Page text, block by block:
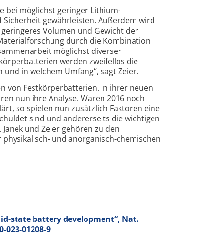
bei möglichst geringer Lithium­
gewährleisten. Außerdem wird
Volumen und Gewicht der
durch die Kombination
möglichst diverser
werden zweifellos die
in welchem Umfang“, sagt Zeier.
von Festkörper­batterien. In ihrer neuen
nun ihre Analyse. Waren 2016 noch
so spielen nun zusätzlich Faktoren eine
sind und andererseits die wichtigen
und Zeier gehören zu den
und anorganisch-chemischen
state battery development“, Nat.
023-01208-9